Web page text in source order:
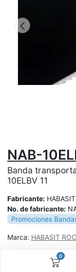
0
NAB-
Banda
10ELBV 11
Fabricante:
No. de fabricante:
Promociones
Marca: HABASIT
¿Aún no
precios